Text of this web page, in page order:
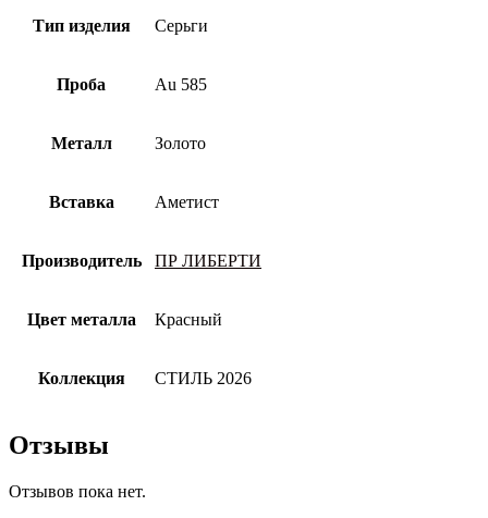
Тип изделия Серьги
Проба Au 585
Металл Золото
Вставка Аметист
Производитель ПР ЛИБЕРТИ
Цвет металла Красный
Коллекция СТИЛЬ 2026
Отзывы
Отзывов пока нет.